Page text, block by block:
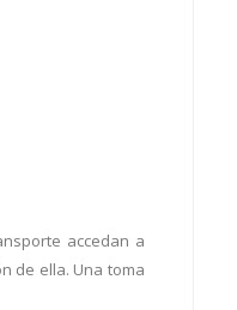
accedan a
de ella. Una toma